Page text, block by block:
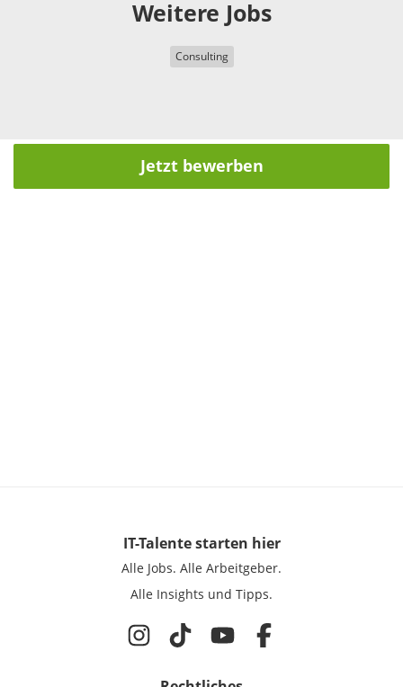
Weitere Jobs
Consulting
Jetzt bewerben
IT-Talentestarten hier
Alle Jobs. Alle Arbeitgeber.
Alle Insights und Tipps.